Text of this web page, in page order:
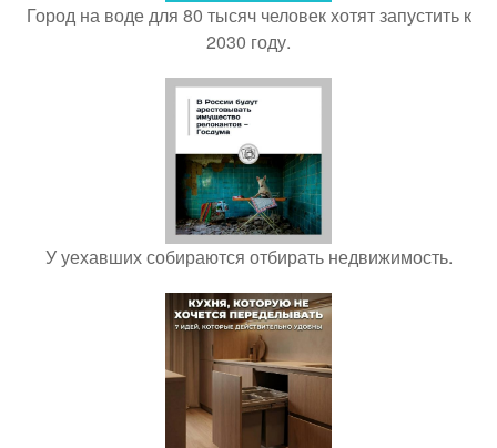
Город на воде для 80 тысяч человек хотят запустить к
2030 году.
У уехавших собираются отбирать недвижимость.